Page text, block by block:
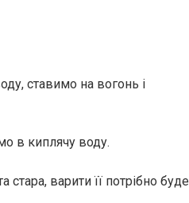
ставимо на вогонь і
в киплячу воду.
варити її потрібно буде